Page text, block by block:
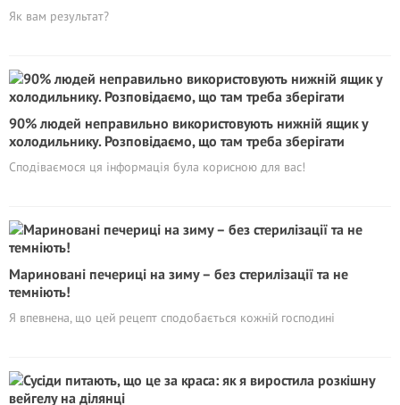
Як вам результат?
90% людей неправильно використовують нижній ящик у
холодильнику. Розповідаємо, що там треба зберігати
Сподіваємося ця інформація була корисною для вас!
Мариновані печериці на зиму – без стерилiзації та не
темніють!
Я впевнена, що цей рецепт сподобається кожній господині